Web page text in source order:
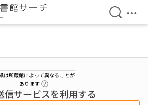
検索を
メ
は所蔵館によって異なることが
あります
信サービスを利用する